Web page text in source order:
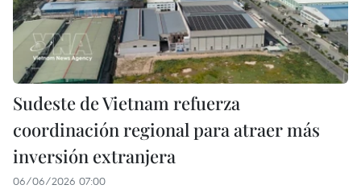
Sudeste de Vietnam refuerza
coordinación regional para atraer más
inversión extranjera
06/06/2026 07:00